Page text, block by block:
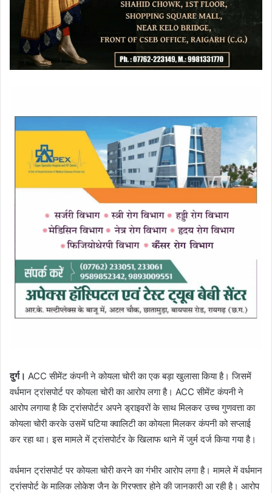
दुर्ग। ACC सीमेंट कंपनी ने कोयला चोरी का एक बड़ा खुलासा किया है। जिसमें
वर्धमान ट्रांसपोर्ट पर कोयला चोरी का आरोप लगा है। ACC सीमेंट कंपनी ने
आरोप लगाया है कि ट्रांसपोर्टर अपने ड्राइवरों के साथ मिलकर उच्च गुणवत्ता का
कोयला चोरी करके उसमें घटिया क्वालिटी का कोयला मिलकर कंपनी को सप्लाई
कर रहा था। इस मामले में ट्रांसपोर्टर के खिलाफ थाने में जुर्म दर्ज किया गया है।
वर्धमान ट्रांसपोर्ट पर कोयला चोरी करने का गंभीर आरोप लगा है। मामले में वर्धमान
ट्रांसपोर्ट के मालिक लोकेश जैन के गिरफ्तार होने की जानकारी आ रही है। आरोप